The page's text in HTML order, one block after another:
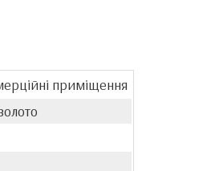
приміщення